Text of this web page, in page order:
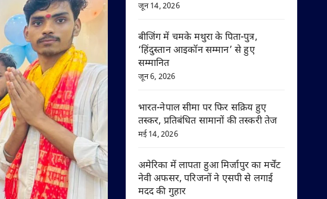
जून 14, 2026
बीजिंग में चमके मथुरा के पिता-पुत्र,
‘हिंदुस्तान आइकॉन सम्मान’ से हुए
सम्मानित
जून 6, 2026
भारत-नेपाल सीमा पर फिर सक्रिय हुए
तस्कर, प्रतिबंधित सामानों की तस्करी तेज
मई 14, 2026
अमेरिका में लापता हुआ मिर्जापुर का मर्चेंट
नेवी अफसर, परिजनों ने एसपी से लगाई
मदद की गुहार